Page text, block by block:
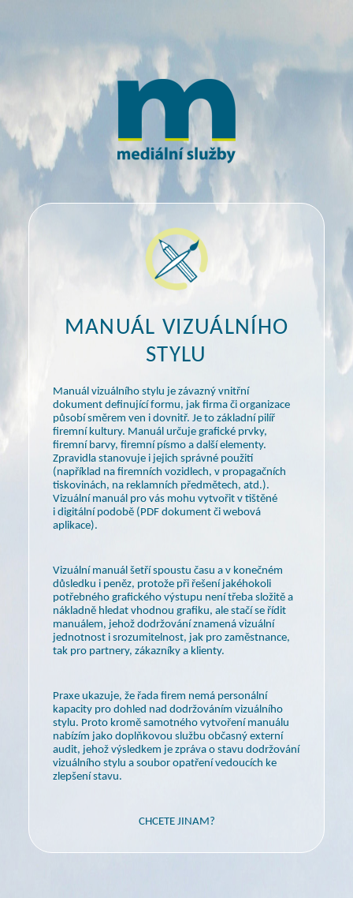
MANUÁL VIZUÁLNÍHO
STYLU
Manuál vizuálního stylu je závazný vnitřní
dokument definující formu, jak firma či organizace
působí směrem ven i dovnitř. Je to základní pilíř
firemní kultury. Manuál určuje grafické prvky,
firemní barvy, firemní písmoa další elementy.
Zpravidla stanovuje i jejich správné použití
(například na firemních vozidlech,v propagačních
tiskovinách, na reklamních předmětech, atd.).
Vizuální manuál pro vás mohu vytvořitv tištěné
i digitální podobě (PDF dokument či webová
aplikace).
Vizuální manuál šetří spoustu časua v konečném
důsledku i peněz, protože při řešení jakéhokoli
potřebného grafického výstupu není třeba složitě a
nákladně hledat vhodnou grafiku, ale stačí se řídit
manuálem, jehož dodržování znamená vizuální
jednotnost i srozumitelnost, jak pro zaměstnance,
tak pro partnery, zákazníkya klienty.
Praxe ukazuje, že řada firem nemá personální
kapacity pro dohled nad dodržováním vizuálního
stylu. Proto kromě samotného vytvoření manuálu
nabízím jako doplňkovou službu občasný externí
audit, jehož výsledkem je zpráva o stavu dodržování
vizuálního stylua soubor opatření vedoucích ke
zlepšení stavu.
CHCETE JINAM?